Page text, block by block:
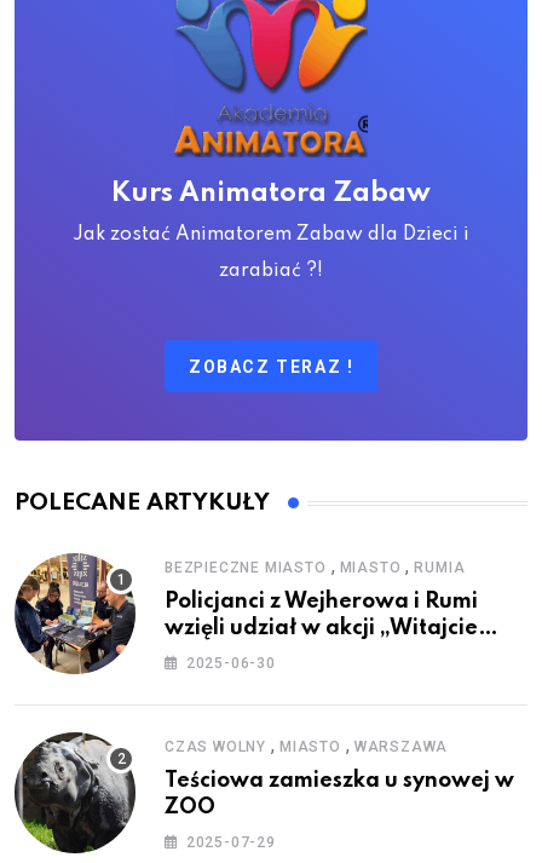
Kurs Animatora Zabaw
Jak zostać Animatorem Zabaw dla Dzieci i
zarabiać ?!
ZOBACZ TERAZ !
POLECANE ARTYKUŁY
BEZPIECZNE MIASTO , MIASTO ,RUMIA
Policjanci z Wejherowa i Rumi
wzięli udział w akcji „Witajcie
Wakacje”
2025-06-30
CZAS WOLNY , MIASTO , WARSZAWA
Teściowa zamieszka u synowej w
ZOO
2025-07-29